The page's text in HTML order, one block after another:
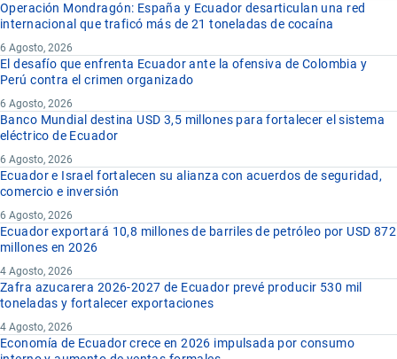
Operación Mondragón: España y Ecuador desarticulan una red
internacional que traficó más de 21 toneladas de cocaína
6 Agosto, 2026
El desafío que enfrenta Ecuador ante la ofensiva de Colombia y
Perú contra el crimen organizado
6 Agosto, 2026
Banco Mundial destina USD 3,5 millones para fortalecer el sistema
eléctrico de Ecuador
6 Agosto, 2026
Ecuador e Israel fortalecen su alianza con acuerdos de seguridad,
comercio e inversión
6 Agosto, 2026
Ecuador exportará 10,8 millones de barriles de petróleo por USD 872
millones en 2026
4 Agosto, 2026
Zafra azucarera 2026-2027 de Ecuador prevé producir 530 mil
toneladas y fortalecer exportaciones
4 Agosto, 2026
Economía de Ecuador crece en 2026 impulsada por consumo